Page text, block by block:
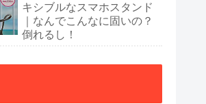
キシブルなスマホスタンド
｜なんでこんなに固いの？
倒れるし！